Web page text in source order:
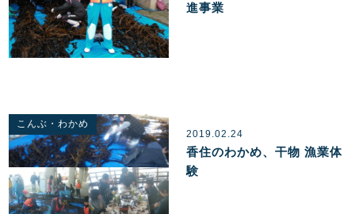
進事業
こんぶ・わかめ
2019.02.24
香住のわかめ、干物 漁業体
験